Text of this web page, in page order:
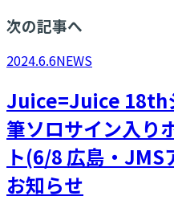
次の記事へ
2024.6.6NEWS
​Juice=Juice 18th
筆ソロサイン入り
ト(6/8 広島・JMS
お知らせ